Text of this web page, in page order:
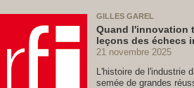
GILLES GAREL
Quand l'innovation
leçons des échecs
21 novembre 2025
L'histoire de l'industrie
semée de grandes